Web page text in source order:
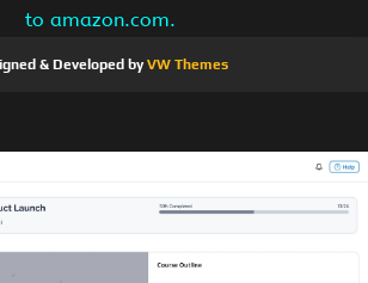
to amazon.com.
& Developed byVW Themes